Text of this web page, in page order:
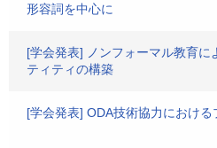
形容詞を中心に
[学会発表] ノンフォーマル教育に
ティティの構築
[学会発表] ODA技術協力におけ